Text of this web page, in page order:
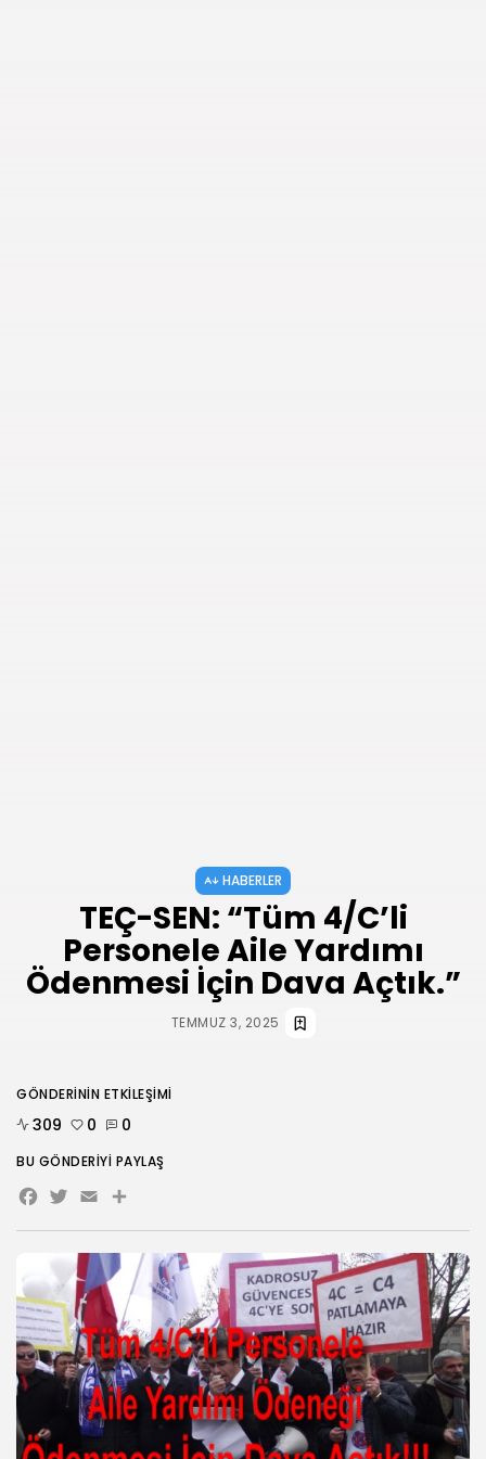
HABERLER
TEÇ-SEN: “Tüm 4/C’li
Personele Aile Yardımı
Ödenmesi İçin Dava Açtık.”
TEMMUZ 3, 2025
GÖNDERININ ETKILEŞIMI
309 0 0
BU GÖNDERIYI PAYLAŞ
Facebook
Twitter
EmailShare